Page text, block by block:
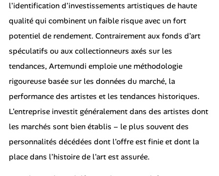
l'identification d'investissements artistiques de haute
qualité qui combinent un faible risque avec un fort
potentiel de rendement. Contrairement aux fonds d'art
spéculatifs ou aux collectionneurs axés sur les
tendances, Artemundi emploie une méthodologie
rigoureuse basée sur les données du marché, la
performance des artistes et les tendances historiques.
L'entreprise investit généralement dans des artistes dont
les marchés sont bien établis – le plus souvent des
personnalités décédées dont l'offre est finie et dont la
place dans l'histoire de l'art est assurée.